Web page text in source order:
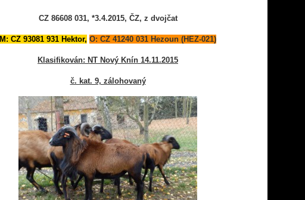
CZ 86608 031, *3.4.2015, ČZ, z dvojčat
M: CZ 93081 931 Hektor, O: CZ 41240 031 Hezoun (HEZ-021)
Klasifikován: NT Nový Knín 14.11.2015
č. kat. 9, zálohovaný